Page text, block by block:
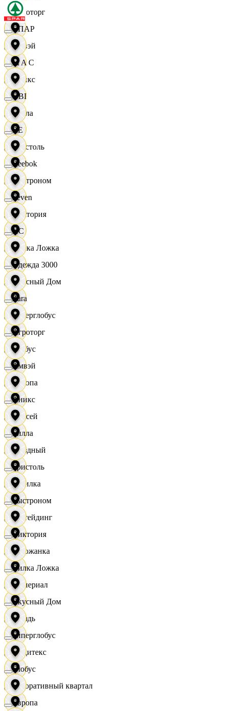
Агроторг
Амвэй
Аникс
Билла
Бристоль
Быстроном
Виктория
Вилка Ложка
Вкусный Дом
Гиперглобус
Глобус
Европа
Елисей
Звездный
Горилка
Ижтейдинг
Горожанка
Империал
Гроздь
Индитекс
Декоративный квартал
СПАР
M A C
OBI
RE
Reebok
Seven
XC
Одежда 3000
Zara
Агроторг
Амвэй
Аникс
Билла
Бристоль
Быстроном
Виктория
Вилка Ложка
Вкусный Дом
Гиперглобус
Глобус
Европа